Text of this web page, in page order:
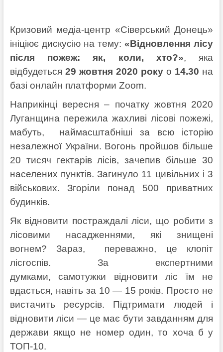
Кризовий медіа-центр «Сіверський Донець»
ініціює дискусію на тему: «Відновлення лісу
після пожеж: як, коли, хто?», яка
відбудеться 29 жовтня 2020 року о 14.30 на
базі онлайн платформи Zoom.
Наприкінці вересня – початку жовтня 2020
Луганщина пережила жахливі лісові пожежі,
мабуть, наймасштабніші за всю історію
незалежної України. Вогонь пройшов більше
20 тисяч гектарів лісів, зачепив більше 30
населених пунктів. Загинуло 11 цивільних і 3
військових. Згоріли понад 500 приватних
будинків.
Як відновити постраждалі ліси, що робити з
лісовими насадженнями, які знищені
вогнем? Зараз, переважно, це клопіт
лісгоспів. За експертними
думками, самотужки відновити ліс їм не
вдасться, навіть за 10 — 15 років. Просто не
вистачить ресурсів. Підтримати людей і
відновити ліси — це має бути завданням для
держави якщо не номер один, то хоча б у
ТОП-10.